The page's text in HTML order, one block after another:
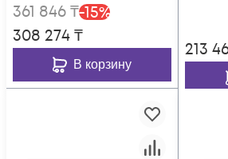
361 846₸-15%
308 274₸
В корзину
213